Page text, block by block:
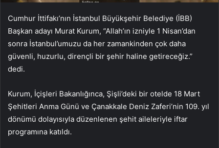
Cumhur İttifakı’nın İstanbul Büyükşehir Belediye (İBB)
Başkan adayı Murat Kurum, “Allah’ın izniyle 1 Nisan’dan
sonra İstanbul’umuzu da her zamankinden çok daha
güvenli, huzurlu, dirençli bir şehir haline getireceğiz.”
dedi.
Kurum, İçişleri Bakanlığınca, Şişli’deki bir otelde 18 Mart
Şehitleri Anma Günü ve Çanakkale Deniz Zaferi’nin 109. yıl
dönümü dolayısıyla düzenlenen şehit aileleriyle iftar
programına katıldı.